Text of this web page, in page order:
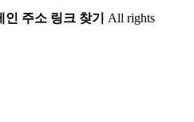
주소 링크 찾기 All rights